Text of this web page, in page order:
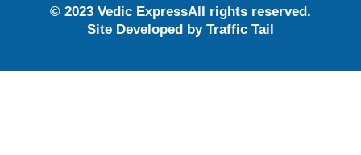
© 2023 Vedic ExpressAll rights reserved.
Site Developed by Traffic Tail